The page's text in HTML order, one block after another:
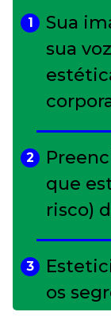
1
Sua
sua
2
que
risco)
3
os